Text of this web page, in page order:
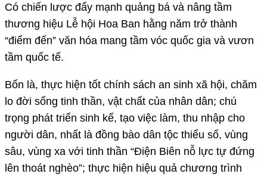
Có chiến lược đẩy mạnh quảng bá và nâng tầm
thương hiệu Lễ hội Hoa Ban hằng năm trở thành
“điểm đến” văn hóa mang tầm vóc quốc gia và vươn
tầm quốc tế.
Bốn là, thực hiện tốt chính sách an sinh xã hội, chăm
lo đời sống tinh thần, vật chất của nhân dân; chú
trọng phát triển sinh kế, tạo việc làm, thu nhập cho
người dân, nhất là đồng bào dân tộc thiểu số, vùng
sâu, vùng xa với tinh thần “Điện Biên nỗ lực tự đứng
lên thoát nghèo”; thực hiện hiệu quả chương trình